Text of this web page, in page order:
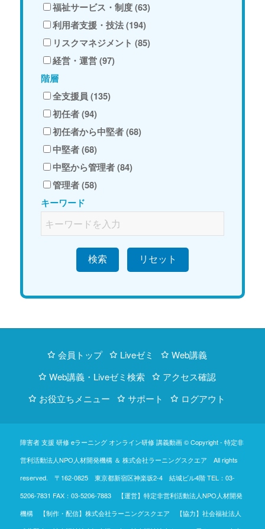
福祉サービス・制度 (63)
利用者支援・技法 (194)
リスクマネジメント (85)
経営・運営 (97)
階層
全支援員 (135)
初任者 (94)
初任者から中堅者 (68)
中堅者 (68)
中堅から管理者 (84)
管理者 (58)
キーワード
検索
会員トップ Liveゼミ
Web講義
Web講義・Liveゼミ検索
アクセス確認
お役立ちメニュー
サポート ログアウト
障害者 支援 研修 eラーニング オンライン研修 講義動画 © Copyright - 特定非
営利活動法人NPO人材開発機構＆ 株式会社ラーニングスクエア All rights
reserved. 〒162-0825 東京都新宿区神楽坂2-4 結城ビル4階TEL：03-
5206-7831 FAX：03-5206-7883 【運営】特定非営利活動法人NPO人材開発
機構 【制作・配信】株式会社ラーニングスクエア 【協力】社会福祉法人